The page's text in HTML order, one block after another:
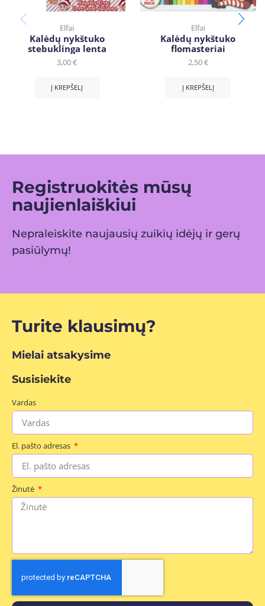
Elfai
Kalėdų nykštuko
stebuklinga lenta
3,00€
Į KREPŠELĮ
Elfai
Kalėdų nykštuko
flomasteriai
2,50€
Į KREPŠELĮ
Registruokitės mūsų
naujienlaiškiui
Nepraleiskite naujausių zuikių idėjų ir gerų
pasiūlymų!
Turite klausimų?
Mielai atsakysime
Susisiekite
Vardas
El. pašto adresas
Žinutė